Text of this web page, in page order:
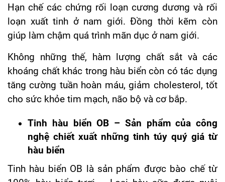
Hạn chế các chứng rối loạn cương dương và rối
loạn xuất tinh ở nam giới. Đồng thời kẽm còn
giúp làm chậm quá trình mãn dục ở nam giới.
Không những thế, hàm lượng chất sắt và các
khoáng chất khác trong hàu biển còn có tác dụng
tăng cường tuần hoàn máu, giảm cholesterol, tốt
cho sức khỏe tim mạch, não bộ và cơ bắp.
Tinh hàu biển OB – Sản phẩm của công
nghệ chiết xuất những tinh túy quý giá từ
hàu biển
Tinh hàu biển OB là sản phẩm được bào chế từ